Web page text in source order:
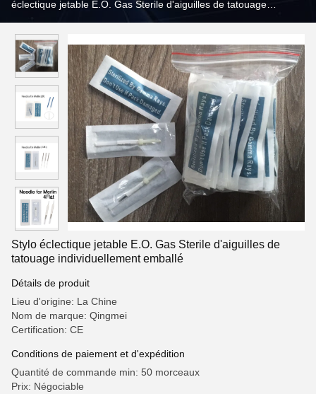
éclectique jetable E.O. Gas Sterile d'aiguilles de tatouage
Stylo éclectique jetable E.O. Gas Sterile d'aiguilles de
tatouage individuellement emballé
Détails de produit
Lieu d'origine: La Chine
Nom de marque: Qingmei
Certification: CE
Conditions de paiement et d'expédition
Quantité de commande min: 50 morceaux
Prix: Négociable